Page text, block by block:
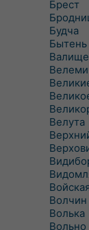
Брест
Будча
Бытень
Валище
Велута
Волчин
Волька
Вольно